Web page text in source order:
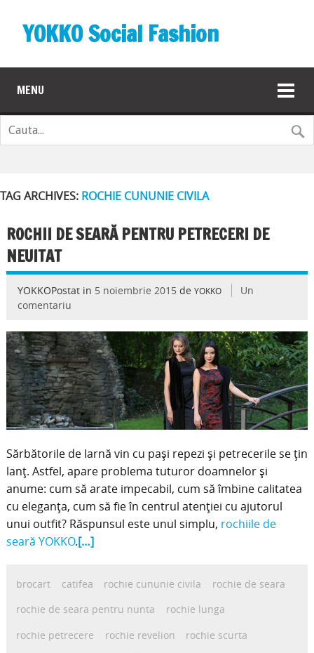
YOKKO Social Fashion
MENU
TAG ARCHIVES: ROCHIE CUNUNIE CIVILA
ROCHII DE SEARĂ PENTRU PETRECERI DE
NEUITAT
YOKKOPostat in 5 noiembrie 2015 de YOKKO
Un
comentariu
Sărbătorile de Iarnă vin cu paşi repezi şi petrecerile se ţin
lanţ. Astfel, apare problema tuturor doamnelor şi
anume: cum să arate impecabil, cum să îmbine calitatea
cu eleganța, cum să fie în centrul atenţiei cu ajutorul
unui outfit? Răspunsul este unul simplu, rochiile de
seară YOKKO.[…]
brocart catifea rochie cununie civila
rochie de seara
rochie de seara pentru nunta
rochie lunga
rochie petrecere
rochie revelion
rochie scurta